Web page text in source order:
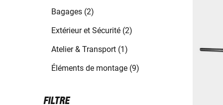
Bagages (2)
Extérieur et Sécurité (2)
Atelier & Transport (1)
Éléments de montage (9)
FILTRE